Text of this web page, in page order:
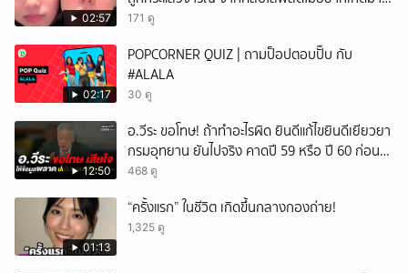
02:57
หน้าเหมือนพ่อ
171 ดู
02:17
POPCORNER QUIZ | ถามป็อปตอบปั๊บ กับ
#ALALA
30 ดู
12:50
อ.วีระ ขอโทษ! ถ้าทำอะไรผิด ยินดีแก้ไขยินดีเยียวยา
กรมอุทยาน ยันไปจริง คาดปี 59 หรือ ปี 60 ก่อน
ปิดให้พัก
468 ดู
01:13
“ครั้งแรก” ในชีวิต เกิดขึ้นกลางกองถ่าย!
1,325 ดู